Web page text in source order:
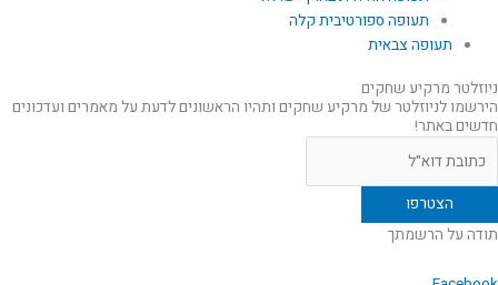
תעופה ספורטיבית קלה
תעופה צבאית
ניוזלטר מרקיע שחקים
הירשמו לניוזלטר של מרקיע שחקים ותהיו הראשונים לדעת על מאמרים ועדכונים
חדשים באתר!
תודה על הרשמתך